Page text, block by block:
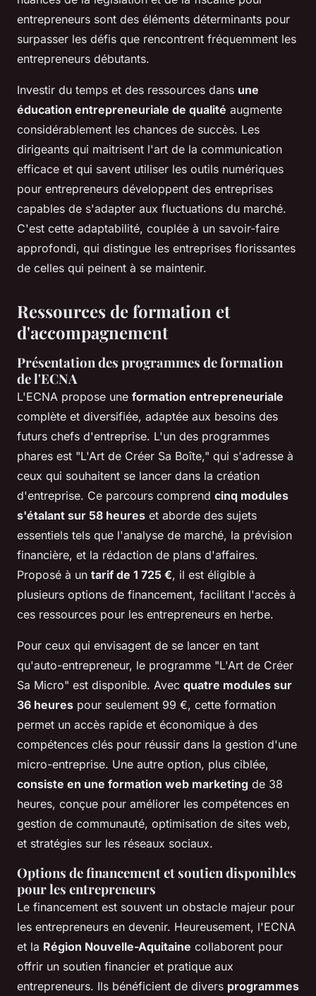
entrepreneurs sont des éléments déterminants pour
surpasser les défis que rencontrent fréquemment les
entrepreneurs débutants.
Investir du temps et des ressources dans une
éducation entrepreneuriale de qualité augmente
considérablement les chances de succès. Les
dirigeants qui maitrisent l'art de la communication
efficace et qui savent utiliser les outils numériques
pour entrepreneurs développent des entreprises
capables de s'adapter aux fluctuations du marché.
C'est cette adaptabilité, couplée à un savoir-faire
approfondi, qui distingue les entreprises florissantes
de celles qui peinent à se maintenir.
Ressources de formation et
d'accompagnement
Présentation des programmes de formation
de l'ECNA
L'ECNA propose une formation entrepreneuriale
complète et diversifiée, adaptée aux besoins des
futurs chefs d'entreprise. L'un des programmes
phares est "L'Art de Créer Sa Boîte," qui s'adresse à
ceux qui souhaitent se lancer dans la création
d'entreprise. Ce parcours comprend cinq modules
s'étalant sur 58 heures et aborde des sujets
essentiels tels que l'analyse de marché, la prévision
financière, et la rédaction de plans d'affaires.
Proposé à un tarif de 1 725 €, il est éligible à
plusieurs options de financement, facilitant l'accès à
ces ressources pour les entrepreneurs en herbe.
Pour ceux qui envisagent de se lancer en tant
qu'auto-entrepreneur, le programme "L'Art de Créer
Sa Micro" est disponible. Avec quatre modules sur
36 heures pour seulement 99 €, cette formation
permet un accès rapide et économique à des
compétences clés pour réussir dans la gestion d'une
micro-entreprise. Une autre option, plus ciblée,
consiste en une formation web marketing de 38
heures, conçue pour améliorer les compétences en
gestion de communauté, optimisation de sites web,
et stratégies sur les réseaux sociaux.
Options de financement et soutien disponibles
pour les entrepreneurs
Le financement est souvent un obstacle majeur pour
les entrepreneurs en devenir. Heureusement, l'ECNA
et la Région Nouvelle-Aquitaine collaborent pour
offrir un soutien financier et pratique aux
entrepreneurs. Ils bénéficient de divers programmes